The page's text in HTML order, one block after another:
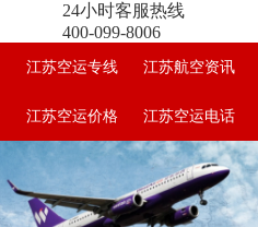
24小时客服热线
400-099-8006
江苏空运专线 江苏航空资讯
江苏空运价格 江苏空运电话